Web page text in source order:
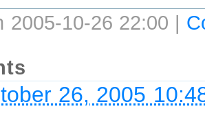
2005-10-26 22:00 |
26, 2005